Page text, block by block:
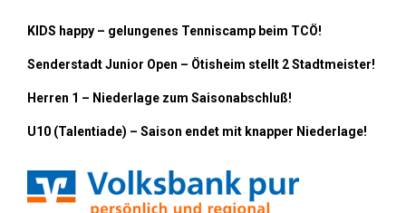
KIDS happy – gelungenes Tenniscamp beim TCÖ!
Senderstadt Junior Open – Ötisheim stellt 2 Stadtmeister!
Herren 1 – Niederlage zum Saisonabschluß!
U10 (Talentiade) – Saison endet mit knapper Niederlage!